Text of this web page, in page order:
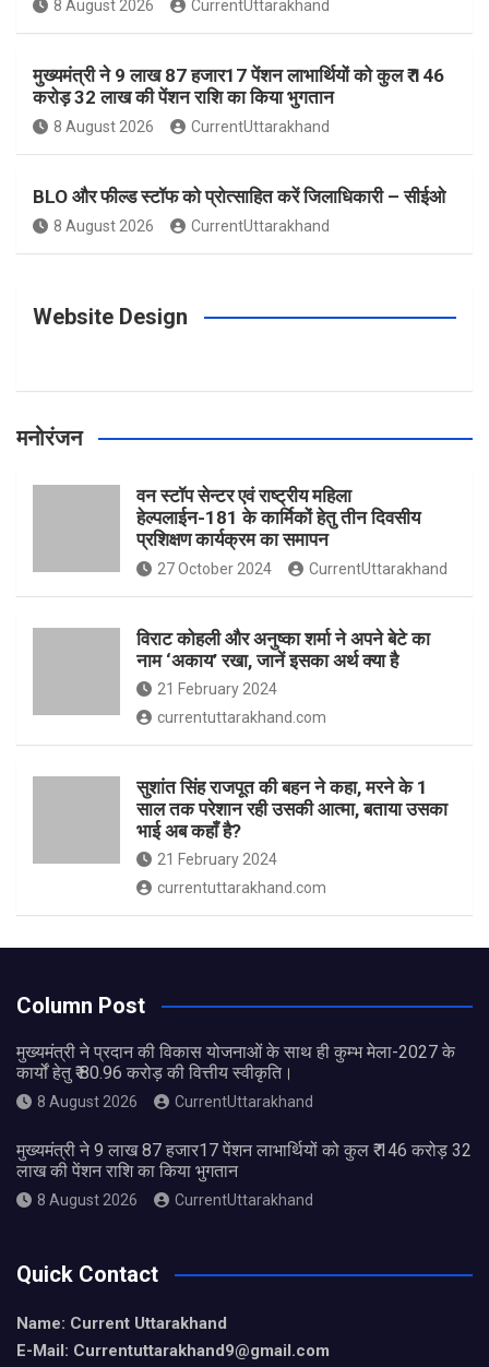
b
o
k
a
g
a
e
r
s
t
e
u
8 August 2026 CurrentUttarakhand
मुख्यमंत्री ने 9 लाख 87 हजार17 पेंशन लाभार्थियों को कुल ₹ 146
करोड़ 32 लाख की पेंशन राशि का किया भुगतान
8 August 2026 CurrentUttarakhand
BLO और फील्ड स्टॉफ को प्रोत्साहित करें जिलाधिकारी – सीईओ
8 August 2026 CurrentUttarakhand
Website Design
मनोरंजन
वन स्टॉप सेन्टर एवं राष्ट्रीय महिला
हेल्पलाईन-181 के कार्मिकों हेतु तीन दिवसीय
प्रशिक्षण कार्यक्रम का समापन
27 October 2024 CurrentUttarakhand
विराट कोहली और अनुष्का शर्मा ने अपने बेटे का
नाम ‘अकाय’ रखा, जानें इसका अर्थ क्‍या है
21 February 2024
currentuttarakhand.com
सुशांत सिंह राजपूत की बहन ने कहा, मरने के 1
साल तक परेशान रही उसकी आत्मा, बताया उसका
भाई अब कहाँ है?
21 February 2024
currentuttarakhand.com
Column Post
मुख्यमंत्री ने प्रदान की विकास योजनाओं के साथ ही कुम्भ मेला-2027 के
कार्यों हेतु ₹ 80.96 करोड़ की वित्तीय स्वीकृति।
8 August 2026 CurrentUttarakhand
मुख्यमंत्री ने 9 लाख 87 हजार17 पेंशन लाभार्थियों को कुल ₹ 146 करोड़ 32
लाख की पेंशन राशि का किया भुगतान
8 August 2026 CurrentUttarakhand
Quick Contact
Name: Current Uttarakhand
E-Mail: Currentuttarakhand9@gmail.com